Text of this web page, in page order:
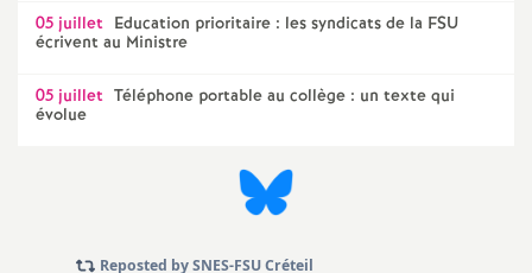
05 juillet Education prioritaire : les syndicats de la FSU
écrivent au Ministre
05 juillet Téléphone portable au collège : un texte qui
évolue